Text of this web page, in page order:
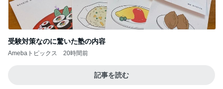
受験対策なのに驚いた塾の内容
Amebaトピックス 20時間前
記事を読む